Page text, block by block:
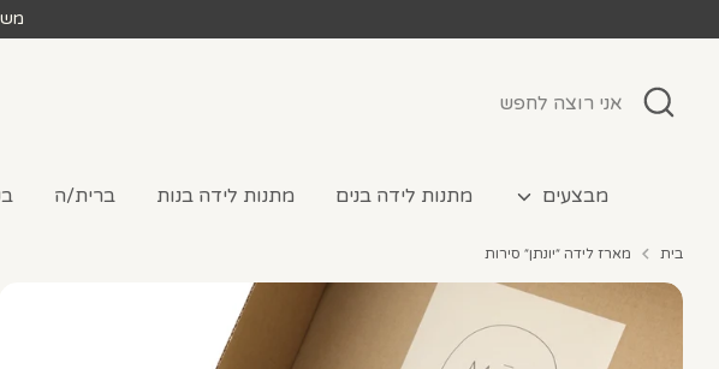
חפש
אני
רוצה
מבצעים מתנות לידה בנים מתנות לידה בנות ברית/ה
בית מארז לידה ״יונתן״ סירות